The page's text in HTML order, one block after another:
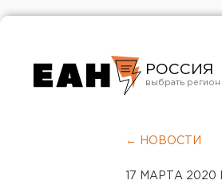
РОССИЯ
Челябинск
← НОВОСТИ
17 МАРТА 2020